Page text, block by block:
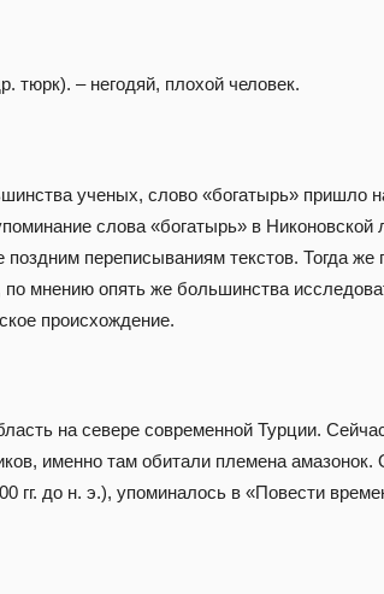
тюрк). – негодяй, плохой человек.
ученых, слово «богатырь» пришло
слова «богатырь» в Никоновской
поздним переписываниям текстов. Тогда же
по мнению опять же большинства
происхождение.
на севере современной Турции.
именно там обитали племена амазонок.
гг. до н. э.), упоминалось в «Повести